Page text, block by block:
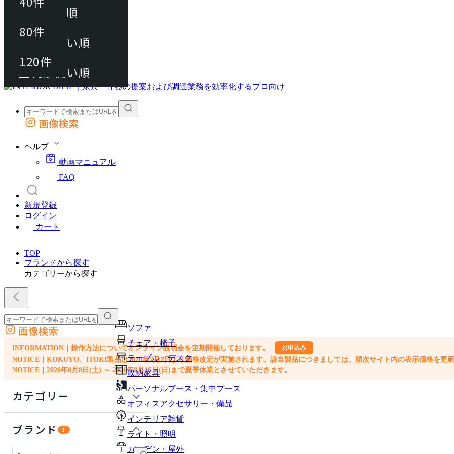
動画マニュアル
FAQ
カート
外部サイトの商品をカートに追加
画像検索
ヘルプ
動画マニュアル
FAQ
新規登録
ログイン
カート
TOP
ブランドから探す
カテゴリーから探す
ソファ
チェア・椅子
テーブル・デスク
収納家具
パーソナルブース・集中ブース
オフィスアクセサリー・備品
インテリア雑貨
ライト・照明
ガーデン・屋外
外部サイトの商品をカートに追加
他のサイトで見つけた商品ページのURLを貼り付けて、カートに追加できます
画像検索
INFORMATION｜操作方法についてオンライン説明会を定期開催しております。 お申込み
NOTICE｜KOKUYO、ITOKI製品は2026年7月1日より価格改定が実施されます。該当製品につきましては、順次サイト内の表示価格を更新
NOTICE｜2026年8月8日(土) ～ 2026年8月16日(日)まで夏季休業とさせていただきます。
カテゴリー
ブランド 1
80件
120件
おすすめ順
上代が安い順
上代が高い順
80件
120件